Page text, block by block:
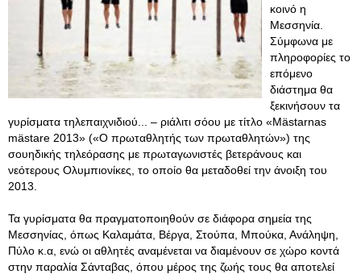
κοινό η
Μεσσηνία.
Σύμφωνα με
πληροφορίες το
επόμενο
διάστημα θα
ξεκινήσουν τα
γυρίσματα τηλεπαιχνιδιού... – ριάλιτι σόου με τίτλο «Mästarnas
mästare 2013» («Ο πρωταθλητής των πρωταθλητών») της
σουηδικής τηλεόρασης με πρωταγωνιστές βετεράνους και
νεότερους Ολυμπιονίκες, το οποίο θα μεταδοθεί την άνοιξη του
2013.
Τα γυρίσματα θα πραγματοποιηθούν σε διάφορα σημεία της
Μεσσηνίας, όπως Καλαμάτα, Βέργα, Στούπα, Μπούκα, Ανάληψη,
Πύλο κ.α, ενώ οι αθλητές αναμένεται να διαμένουν σε χώρο κοντά
στην παραλία Σάνταβας, όπου μέρος της ζωής τους θα αποτελεί